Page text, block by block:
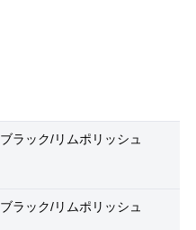
ブラック/リムポリッシュ
ブラック/リムポリッシュ